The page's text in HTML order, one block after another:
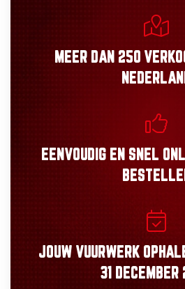
MEER DAN 250
EENVOUDIGEN SNEL
JOUW VUURWERK
31